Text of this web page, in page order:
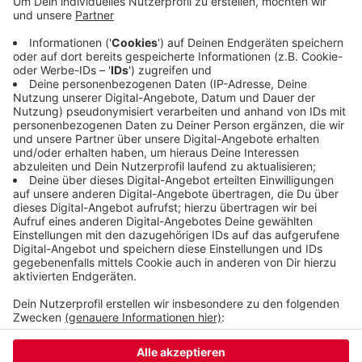
der größten der Welt - mit 40.000 Quadratmetern
und vielen teils sehr tiefen Teichen. Das Weibchen
Anori, das 2012 in Wuppertal geboren wurde, bleibt
erst einmal hier. Der Zoo sucht noch nach einer
neuen Heimat für sie.
Veröffentlicht:Dienstag, 01.12.2020 15:09
Anzeige
Anzeige